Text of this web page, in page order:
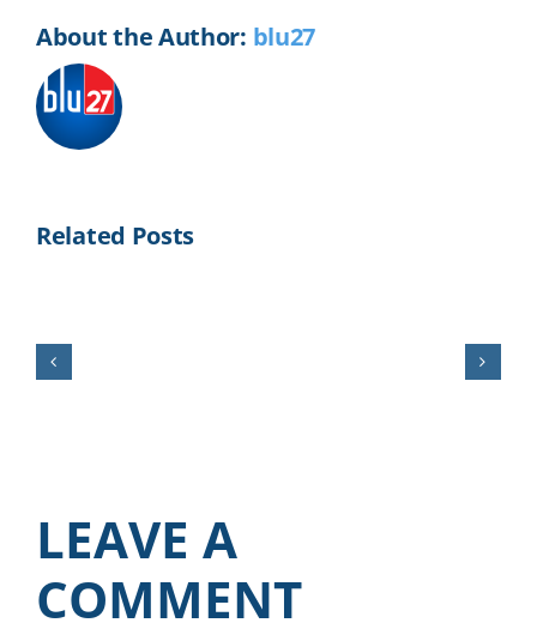
About the Author: blu27
Related Posts
LEAVE A
COMMENT